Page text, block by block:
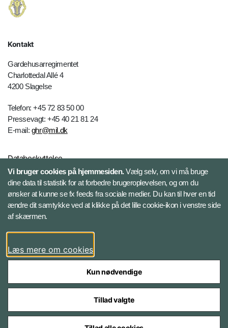
Kontakt
Gardehusarregimentet
Charlottedal Allé 4
4200 Slagelse
Telefon: +45 72 83 50 00
Pressevagt: +45 40 21 81 24
E-mail: ghr@mil.dk
Databeskyttelse
Følg Gardehusarregimentet
Facebook
Instagram
Styrelser og myndigheder under Forsvarsministeriet
Vi bruger cookies på hjemmesiden.Vælg selv, om vi må bruge
dine data til statistik for at forbedre brugeroplevelsen, og om du
ønsker at kunne se fx feeds fra sociale medier. Du kan til hver en tid
ændre dit samtykke ved at klikke på det lille cookie-ikon i venstre side
af skærmen.
Læs mere om cookies
Kun nødvendige
Tillad valgte